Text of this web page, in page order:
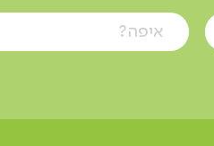
איפה?